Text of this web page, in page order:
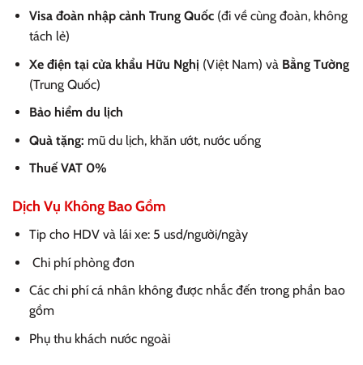
Visa đoàn nhập cảnh Trung Quốc(đi về cùng đoàn, không
tách lẻ)
Xe điện tại cửa khẩu Hữu Nghị (Việt Nam) và Bằng Tường
(Trung Quốc)
Bảo hiểm du lịch
Quà tặng: mũ du lịch, khăn ướt, nước uống
Thuế VAT 0%
Dịch Vụ Không Bao Gồm
Tip cho HDV và lái xe: 5 usd/người/ngày
Chi phí phòng đơn
Các chi phí cá nhân không được nhắc đến trong phần bao
gồm
Phụ thu khách nước ngoài